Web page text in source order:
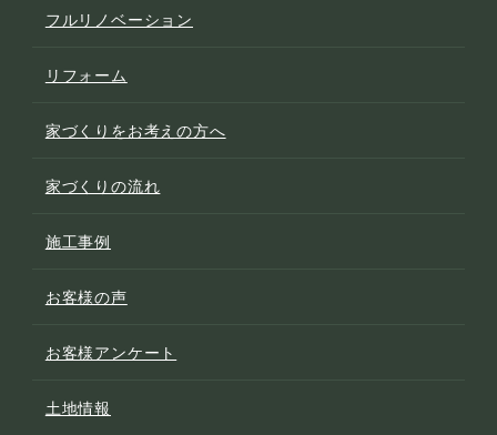
フルリノベーション
リフォーム
家づくりをお考えの方へ
家づくりの流れ
施工事例
お客様の声
お客様アンケート
土地情報